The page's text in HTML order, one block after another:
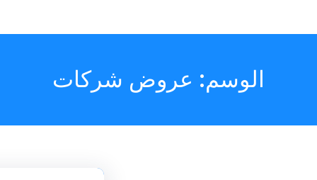
الوسم: عروض شركات